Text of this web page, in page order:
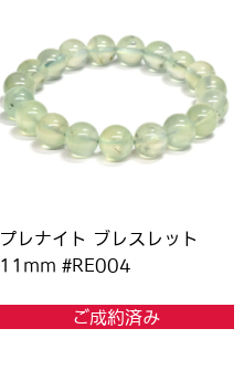
プレナイト ブレスレット
11mm #RE004
ご成約済み